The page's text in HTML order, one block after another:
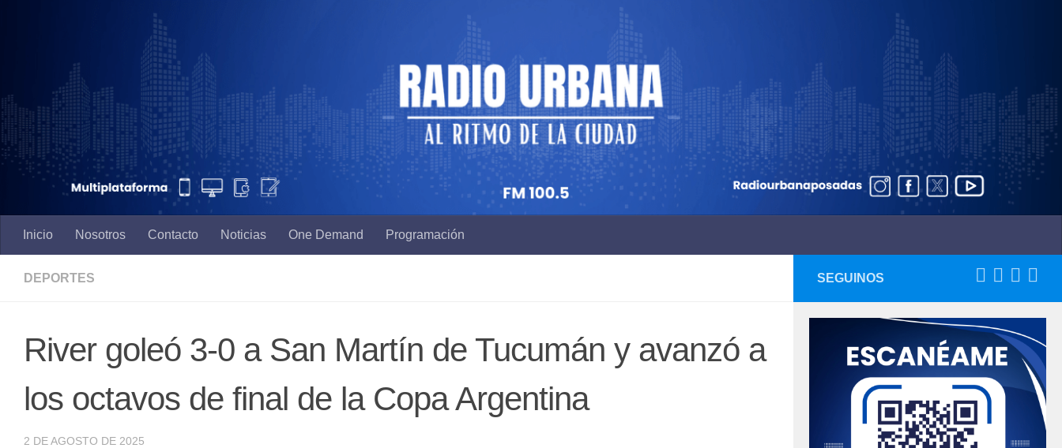
Inicio Nosotros Contacto Noticias One Demand Programación
DEPORTES
River goleó 3-0 a San Martín de Tucumán y avanzó a
los octavos de final de la Copa Argentina
2 DE AGOSTO DE 2025
SEGUINOS